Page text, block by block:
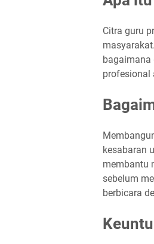
Citra guru
bagaimana
profesional
kesabaran
membantu
sebelum
berbicara